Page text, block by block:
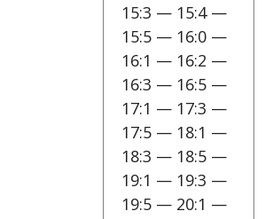
15:3 — 15:4 —
15:5 — 16:0 —
16:1 — 16:2 —
16:3 — 16:5 —
17:1 — 17:3 —
17:5 — 18:1 —
18:3 — 18:5 —
19:1 — 19:3 —
19:5 — 20:1 —